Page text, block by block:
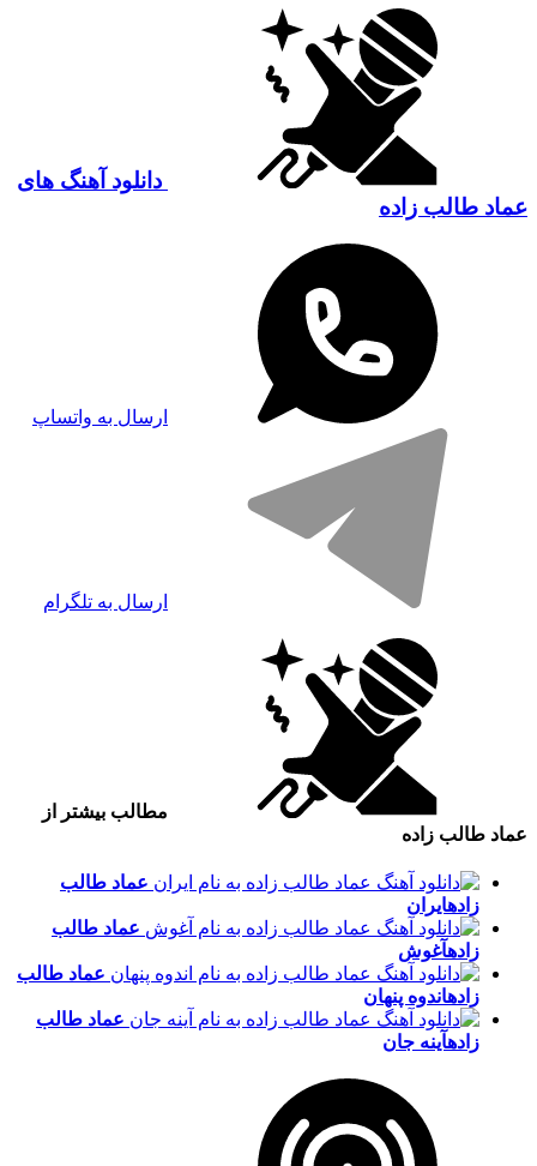
دانلود آهنگ های
عماد طالب زاده
ارسال به واتساپ
ارسال به تلگرام
مطالب بیشتر از
عماد طالب زاده
عماد طالب
زادهایران
عماد طالب
زادهآغوش
عماد طالب
زادهاندوه پنهان
عماد طالب
زادهآینه جان